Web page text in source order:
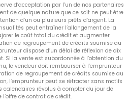
d’acceptation par l’un de nos partenaires
de quelque nature que ce soit ne peut être
d’un ou plusieurs prêts d’argent. La
peut entraîner l’allongement de la
le coût total du crédit et augmenter
de regroupement de crédits soumise au
dispose d’un délai de réflexion de dix
Si la vente est subordonnée à l’obtention du
le vendeur doit rembourser à l’emprunteur
de regroupement de crédits soumise au
l’emprunteur peut se rétracter sans motifs
calendaires révolus à compter du jour de
l’offre de contrat de crédit.